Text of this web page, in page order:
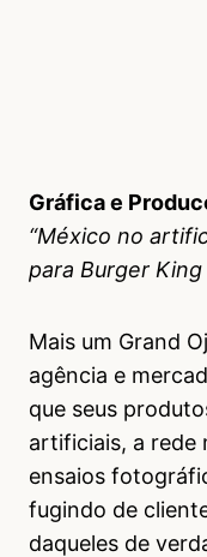
Gráfica e
“México no
para Burger King
Mais um Grand
agência e
que seus
artificiais, a rede
ensaios
fugindo de
daqueles de